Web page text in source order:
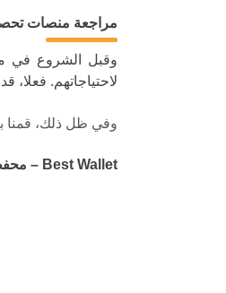
مراجعة منصات
وقبل الشروع في
لاحتياجاتهم.
وفي ظل ذلك، قمنا
Best Wallet – محفظة عملات رقمية تقدم منصة BEST Dex لتداول وتحصيص العملات الرقمية الناشئة